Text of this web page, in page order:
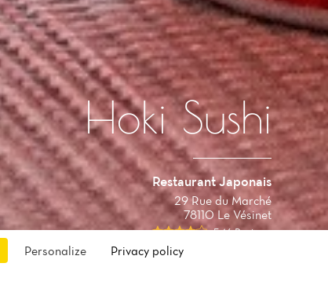
Hoki Sushi
Restaurant Japonais
29 Rue du Marché
78110 Le Vésinet
546 Reviews
Personalize Privacy policy